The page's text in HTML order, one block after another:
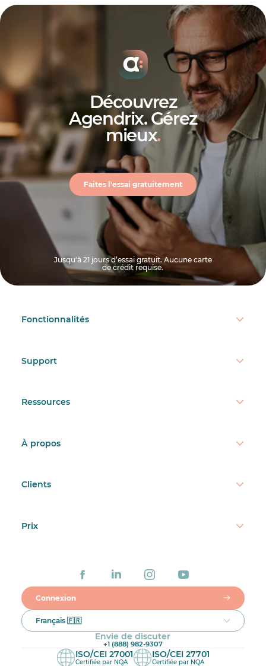
Découvrez
Agendrix. Gérez
mieux.
Faites l'essai gratuitement
Jusqu'à 21 jours d’essai gratuit. Aucune carte
de crédit requise.
Fonctionnalités
Support
Ressources
À propos
Clients
Prix
Connexion
Français 🇫🇷
Envie de discuter
+1 (888) 982-9307
ISO/CEI 27001
Certifiée par NQA
ISO/CEI 27701
Certifiée par NQA